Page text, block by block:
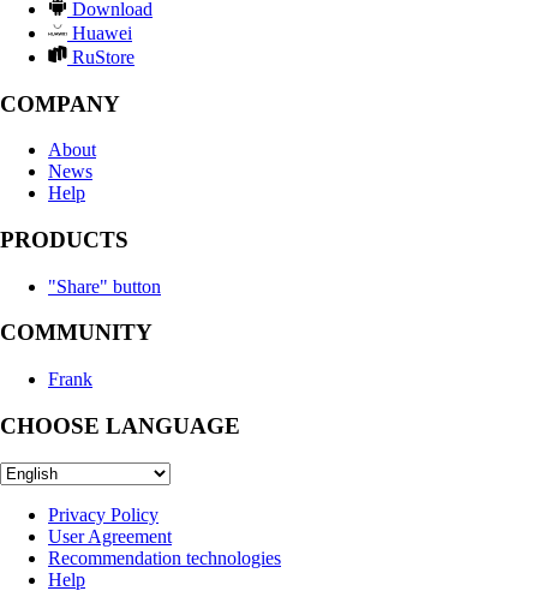
Download
Huawei
RuStore
COMPANY
About
News
Help
PRODUCTS
"Share" button
COMMUNITY
Frank
CHOOSE LANGUAGE
Privacy Policy
User Agreement
Recommendation technologies
Help